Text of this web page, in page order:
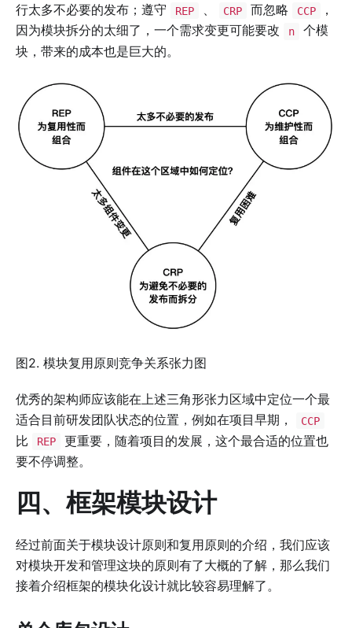
行太多不必要的发布；遵守
REP 、 CRP 而忽略 CCP
，
因为模块拆分的太细了，一个需求变更可能要改
n
个模
块，带来的成本也是巨大的。
图2. 模块复用原则竞争关系张力图
优秀的架构师应该能在上述三角形张力区域中定位一个最
适合目前研发团队状态的位置，例如在项目早期，
CCP
比 REP
更重要，随着项目的发展，这个最合适的位置也
要不停调整。
四、框架模块设计
经过前面关于模块设计原则和复用原则的介绍，我们应该
对模块开发和管理这块的原则有了大概的了解，那么我们
接着介绍框架的模块化设计就比较容易理解了。